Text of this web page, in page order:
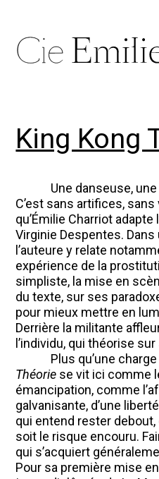
King Kong
Une danseuse,
C’est sans artifices,
qu’Émilie Charriot
Virginie Despentes.
l’auteure y relate
expérience de la
simpliste, la mise en
du texte, sur ses
pour mieux mettre en
Derrière la militante
l’individu, qui théorise
Plus qu’une
Théorie se vit ici comme
émancipation, comme
galvanisante, d’une
qui entend rester debout,
soit le risque encouru.
qui s’acquiert
Pour sa première mise